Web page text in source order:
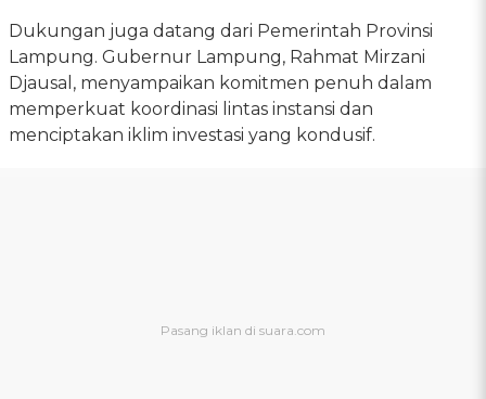
Dukungan juga datang dari Pemerintah Provinsi
Lampung. Gubernur Lampung, Rahmat Mirzani
Djausal, menyampaikan komitmen penuh dalam
memperkuat koordinasi lintas instansi dan
menciptakan iklim investasi yang kondusif.